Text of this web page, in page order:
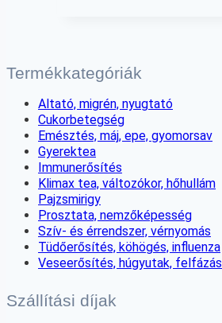
Termékkategóriák
Altató, migrén, nyugtató
Cukorbetegség
Emésztés, máj, epe, gyomorsav
Gyerektea
Immunerősítés
Klimax tea, változókor, hőhullám
Pajzsmirigy
Prosztata, nemzőképesség
Szív- és érrendszer, vérnyomás
Tüdőerősítés, köhögés, influenza
Veseerősítés, húgyutak, felfázás
Szállítási díjak